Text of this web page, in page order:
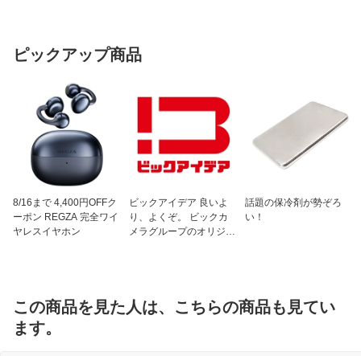
ピックアップ商品
8/16まで 4,400円OFFク
ーポン REGZA 完全ワイ
ヤレスイヤホン
ビックアイデア 良いよ
り、よくぞ。 ビックカ
メラグループのオリジナ
話題の保冷剤が勢ぞろ
い！
この商品を見た人は、こちらの商品も見てい
ます。